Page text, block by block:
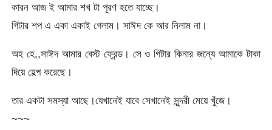
কারন আজ ই আমার শখ টা পূরণ হতে যাচ্ছে।
গিটার শপ এ একা একাই গেলাম। সাঈদ কে আর নিলাম না।
অহ হে,,সাঈদ আমার বেস্ট ফ্রেন্ড। সে ও গিটার কিনার জন্যে আমাকে টাকা
দিয়ে হেল্প করেছে।
তার একটা সমস্যা আছে।যেখানেই যাবে সেখানেই সুন্দরী মেয়ে খুঁজে।
~~~